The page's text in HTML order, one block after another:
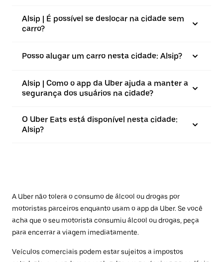
Alsip | É possível se deslocar na cidade sem
carro?
Posso alugar um carro nesta cidade: Alsip?
Alsip | Como o app da Uber ajuda a manter a
segurança dos usuários na cidade?
O Uber Eats está disponível nesta cidade:
Alsip?
A Uber não tolera o consumo de álcool ou drogas por
motoristas parceiros enquanto usam o app da Uber. Se você
acha que o seu motorista consumiu álcool ou drogas, peça
para encerrar a viagem imediatamente.
Veículos comerciais podem estar sujeitos a impostos